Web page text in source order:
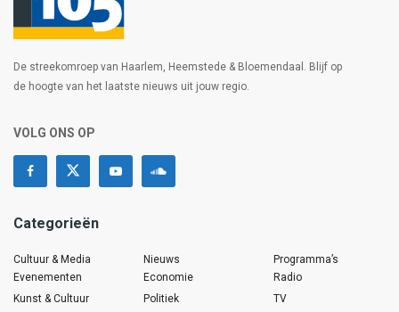
De streekomroep van Haarlem, Heemstede & Bloemendaal. Blijf op
de hoogte van het laatste nieuws uit jouw regio.
VOLG ONS OP
Categorieën
Cultuur & Media
Evenementen
Kunst & Cultuur
Nieuws
Economie
Politiek
Programma’s
Radio
TV